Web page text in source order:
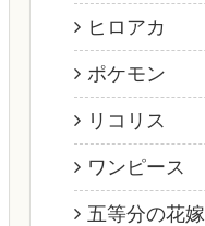
ヒロアカ
ポケモン
リコリス
ワンピース
五等分の花嫁